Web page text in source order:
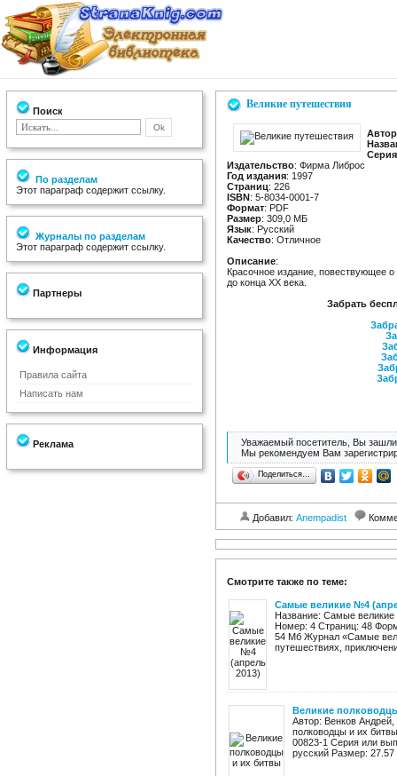
Поиск
По разделам
Этот параграф содержит ссылку.
Журналы по разделам
Этот параграф содержит ссылку.
Партнеры
Информация
Правила сайта
Написать нам
Реклама
Великие путешествия
Автор
Серия
Издательство: Фирма Либрос
Год издания: 1997
Страниц: 226
ISBN: 5-8034-0001-7
Формат: PDF
Размер: 309,0 МБ
Язык: Русский
Качество: Отличное
Описание:
Красочное издание, повествующее
до конца XX века.
Забрать
Уважаемый посетитель, Вы зашли
Мы рекомендуем Вам
Поделиться…
Добавил: Anempadist
Смотрите также по теме:
Самые великие №4
Название: Самые великие
Номер: 4 Страниц: 48
54 Мб Журнал «Самые
путешествиях,
Великие
Автор: Венков
полководцы и их
00823-1 Серия или
русский Размер: